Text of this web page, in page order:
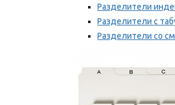
Разделители
Разделители с
Разделители со